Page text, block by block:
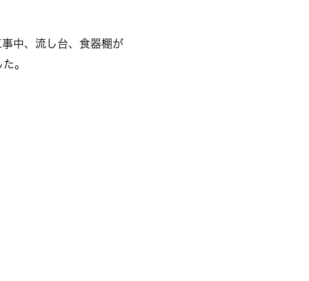
中、流し台、食器棚が
。